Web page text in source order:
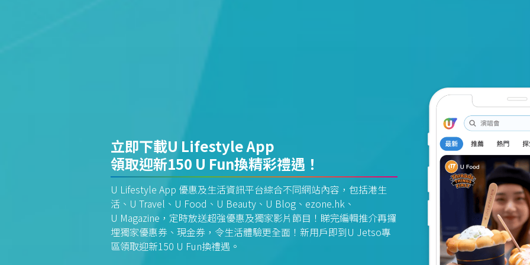
立即下載U Lifestyle App
領取迎新150 U Fun換精彩禮遇！
U Lifestyle App 優惠及生活資訊平台綜合不同網站內容，包括港生
活、U Travel、U Food、U Beauty、U Blog、ezone.hk、
U Magazine，定時放送超強優惠及獨家影片節目！睇完編輯推介再攞
埋獨家優惠券、現金券，令生活體驗更全面！新用戶即到U Jetso專
區領取迎新150 U Fun換禮遇。